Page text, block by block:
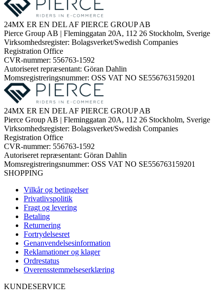
24MX ER EN DEL AF PIERCE GROUP AB
Pierce Group AB | Fleminggatan 20A, 112 26 Stockholm, Sverige
Virksomhedsregister: Bolagsverket/Swedish Companies
Registration Office
CVR-nummer: 556763-1592
Autoriseret repræsentant: Göran Dahlin
Momsregistreringsnummer: OSS VAT NO SE556763159201
24MX ER EN DEL AF PIERCE GROUP AB
Pierce Group AB | Fleminggatan 20A, 112 26 Stockholm, Sverige
Virksomhedsregister: Bolagsverket/Swedish Companies
Registration Office
CVR-nummer: 556763-1592
Autoriseret repræsentant: Göran Dahlin
Momsregistreringsnummer: OSS VAT NO SE556763159201
SHOPPING
Vilkår og betingelser
Privatlivspolitik
Fragt og levering
Betaling
Returnering
Fortrydelsesret
Genanvendelsesinformation
Reklamationer og klager
Ordrestatus
Overensstemmelseserklæring
KUNDESERVICE